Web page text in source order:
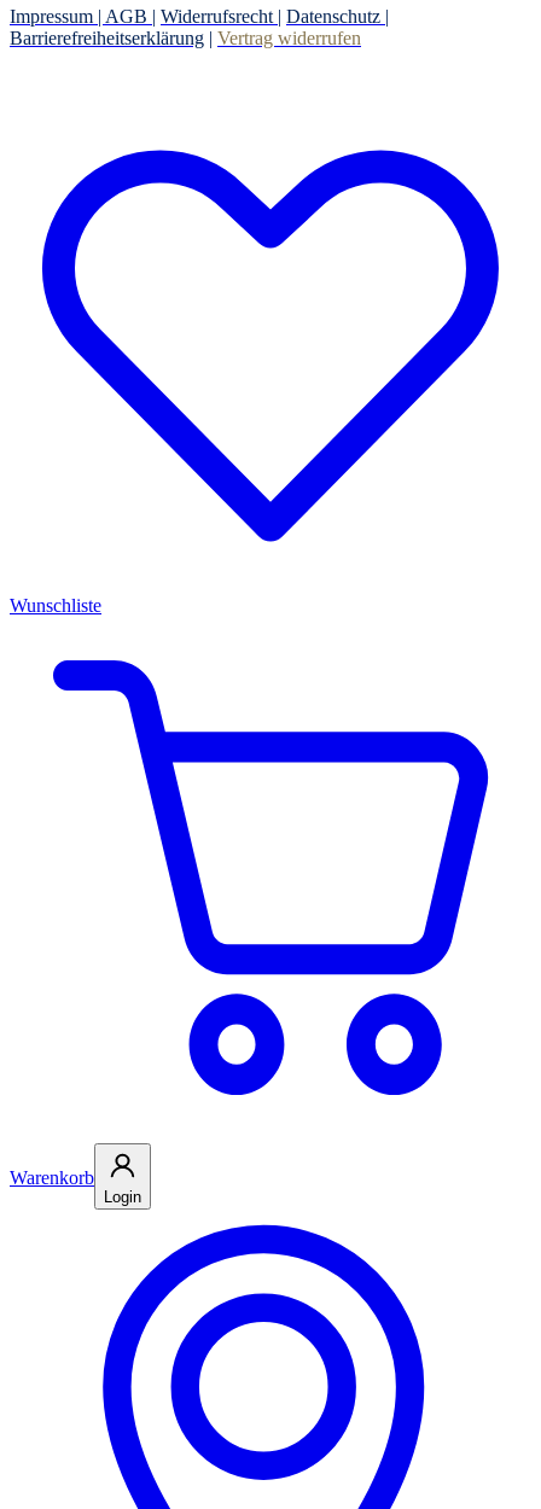
Impressum | AGB | Widerrufsrecht | Datenschutz |
Barrierefreiheitserklärung | Vertrag widerrufen
Wunschliste
Warenkorb
Login